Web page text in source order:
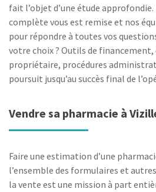
fait l’objet d’une étude
complète vous est remise et nos
pour répondre à toutes vos
votre choix ? Outils de financement,
propriétaire, procédures
poursuit jusqu’au succès final de
Vendre sa pharmacie à
Faire une estimation d’une
l’ensemble des formulaires et
la vente est une mission à part